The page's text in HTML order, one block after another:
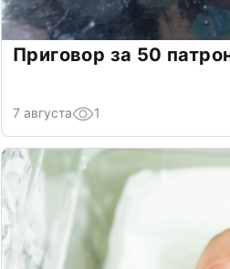
Приговор за 50
7 августа 1